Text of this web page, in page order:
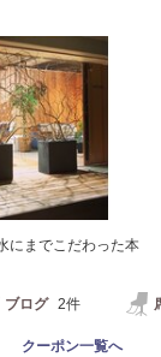
にまでこだわった本
ブログ 2件
クーポン一覧へ